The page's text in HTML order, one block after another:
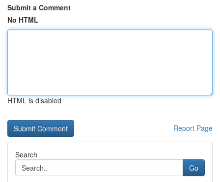
Submit a Comment
No HTML
HTML is disabled
Report Page
Search
Go